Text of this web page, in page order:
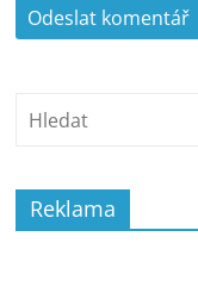
Reklama